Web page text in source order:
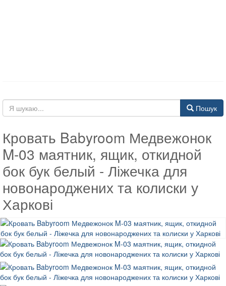
Пошук
Кровать Babyroom Медвежонок
M-03 маятник, ящик, откидной
бок бук белый - Ліжечка для
новонароджених та колиски у
Харкові